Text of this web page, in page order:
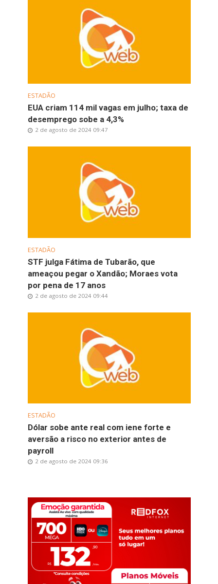
ESTADÃO
EUA criam 114 mil vagas em julho; taxa de
desemprego sobe a 4,3%
2 de agosto de 2024 09:47
ESTADÃO
STF julga Fátima de Tubarão, que
ameaçou pegar o Xandão; Moraes vota
por pena de 17 anos
2 de agosto de 2024 09:44
ESTADÃO
Dólar sobe ante real com iene forte e
aversão a risco no exterior antes de
payroll
2 de agosto de 2024 09:36